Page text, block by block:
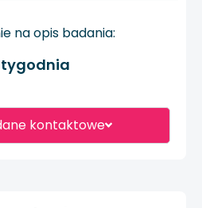
kontaktowe
na opis badania: